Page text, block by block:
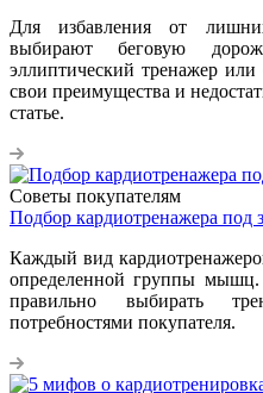
Для избавления от
выбирают беговую
эллиптический тренажер
свои преимущества и
статье.
Советы покупателям
Подбор кардиотренажера под
Каждый вид
определенной группы мышц.
правильно выбирать
потребностями покупателя.